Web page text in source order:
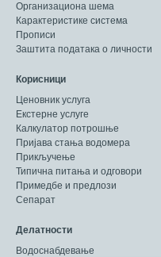
Организациона шема
Карактеристике система
Прописи
Заштита података о личности
Корисници
Ценовник услуга
Екстерне услуге
Калкулатор потрошње
Пријава стања водомера
Прикључење
Типична питања и одговори
Примедбе и предлози
Сепарат
Делатности
Водоснабдевање